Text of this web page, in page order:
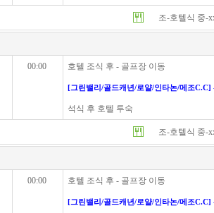
조-호텔식 중-
00:00 호텔 조식 후 - 골프장 이동
[그린밸리/골드캐년/로얄/인타논/메조C.C]
석식 후 호텔 투숙
조-호텔식 중-
00:00 호텔 조식 후 - 골프장 이동
[그린밸리/골드캐년/로얄/인타논/메조C.C]